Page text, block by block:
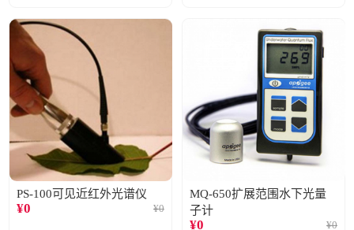
PS-100可见近红外光谱仪
¥0 ¥0
MQ-650扩展范围水下光量
子计
¥0 ¥0